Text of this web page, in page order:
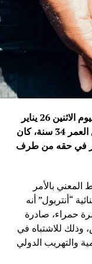
تمكنت عناصر الشرطة بولاية أمن طنجة، اليوم الاثنين 26 يناير
الجاري، من توقيف مواطن فرنسي يبلغ من العمر 34 سنة، كان
في حقه من طرف
بالأمر
“أنتربول” أنه
حمراء، صادرة
وذلك للاشتباه في
والتهريب الدولي